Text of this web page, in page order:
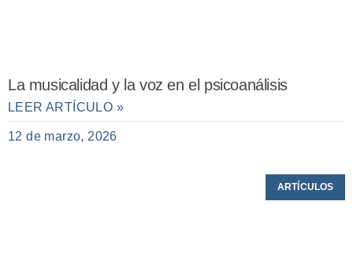
La musicalidad y la voz en el psicoanálisis
LEER ARTÍCULO »
12 de marzo, 2026
ARTÍCULOS